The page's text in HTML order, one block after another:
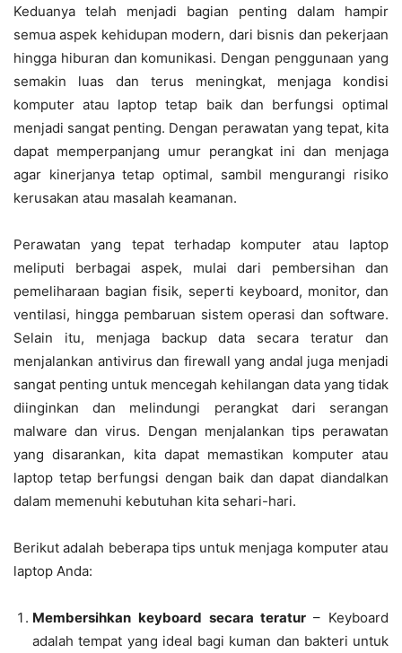
Keduanya telah menjadi bagian penting dalam hampir
semua aspek kehidupan modern, dari bisnis dan pekerjaan
hingga hiburan dan komunikasi. Dengan penggunaan yang
semakin luas dan terus meningkat, menjaga kondisi
komputer atau laptop tetap baik dan berfungsi optimal
menjadi sangat penting. Dengan perawatan yang tepat, kita
dapat memperpanjang umur perangkat ini dan menjaga
agar kinerjanya tetap optimal, sambil mengurangi risiko
kerusakan atau masalah keamanan.
Perawatan yang tepat terhadap komputer atau laptop
meliputi berbagai aspek, mulai dari pembersihan dan
pemeliharaan bagian fisik, seperti keyboard, monitor, dan
ventilasi, hingga pembaruan sistem operasi dan software.
Selain itu, menjaga backup data secara teratur dan
menjalankan antivirus dan firewall yang andal juga menjadi
sangat penting untuk mencegah kehilangan data yang tidak
diinginkan dan melindungi perangkat dari serangan
malware dan virus. Dengan menjalankan tips perawatan
yang disarankan, kita dapat memastikan komputer atau
laptop tetap berfungsi dengan baik dan dapat diandalkan
dalam memenuhi kebutuhan kita sehari-hari.
Berikut adalah beberapa tips untuk menjaga komputer atau
laptop Anda:
Membersihkan keyboard secara teratur– Keyboard
adalah tempat yang ideal bagi kuman dan bakteri untuk